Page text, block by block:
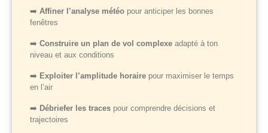
➡️ Affiner l’analyse météo pour anticiper les bonnes
fenêtres
➡️ Construire un plan de vol complexe adapté à ton
niveau et aux conditions
➡️ Exploiter l’amplitude horaire pour maximiser le temps
en l’air
➡️ Débriefer les traces pour comprendre décisions et
trajectoires